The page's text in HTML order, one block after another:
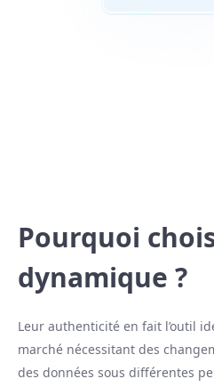
Pourquoi
dynamique ?
Leur authenticité en fait l’outil
marché nécessitant des
des données sous différentes